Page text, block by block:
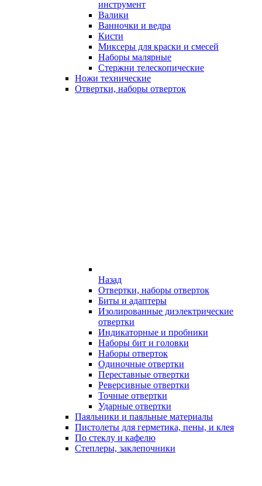
инструмент
Валики
Ванночки и ведра
Кисти
Миксеры для краски и смесей
Наборы малярные
Стержни телескопические
Ножи технические
Отвертки, наборы отверток
Назад
Отвертки, наборы отверток
Биты и адаптеры
Изолированные диэлектрические
отвертки
Индикаторные и пробники
Наборы бит и головки
Наборы отверток
Одиночные отвертки
Переставные отвертки
Реверсивные отвертки
Точные отвертки
Ударные отвертки
Паяльники и паяльные материалы
Пистолеты для герметика, пены, и клея
По стеклу и кафелю
Степлеры, заклепочники